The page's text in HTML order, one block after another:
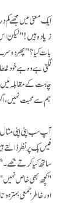
ایک معنی میں مجھے
زیادہ ہیں!" لیکن
لگتی ہے وہ ہے خود
چاہت کے مقابلہ
ہم سے محبت نہیں،
آپ سب اپنی اپنی
فیس بک پر نظر ڈالتے
ساتھ کیا کرتے تھے۔
"کچھ بھی خاص نہیں"
اور خاطرجمعی بہتر